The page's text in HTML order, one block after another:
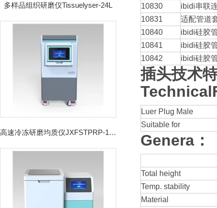
多样品组织研磨仪Tissuelyser-24L
高速冷冻研磨均质仪JXFSTPRP-192CL
10830
ibidi串联
10831
适配管道
10840
ibidi硅胶
10841
ibidi硅胶
10842
ibidi硅胶
插头技术
Luer Plug Male
Suitable for
Genera：
Total height
Temp. stability
Material